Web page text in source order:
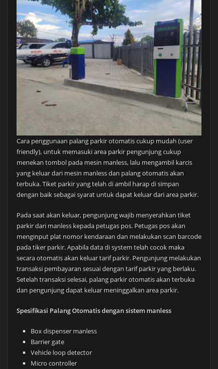
Cara penggunaan palang parkir otomatis cukup mudah (user
friendly), untuk memasuki area parkir pengunjung cukup
menekan tombol pada mesin manless, lalu mengambil karcis
yang keluar dari mesin manless dan palang otomatis akan
terbuka. Tiket parkir yang telah di ambil harap di simpan
dengan baik sebagai syarat untuk dapat keluar dari area parkir.
Pada saat akan keluar, pengunjung wajib menyerahkan tiket
parkir dari manless kepada petugas pos. Petugas pos akan
menginput plat nomor kendaraan dan melakukan scan barcode
pada tiker parkir. Apabila data di system telah cocok maka
secara otomatis akan keluar tarif parkir. Pengunjung melakukan
transaksi pembayaran sesuai dengan tarif parkir yang berlaku.
Setelah transaksi selesai, palang parkir otomatis akan terbuka
dan pengunjung dapat keluar meninggalkan area parkir.
Spesifikasi Palang Otomatis dengan sistem manless
Box dispenser manless
Barrier gate
Vehicle loop detector
Micro controller